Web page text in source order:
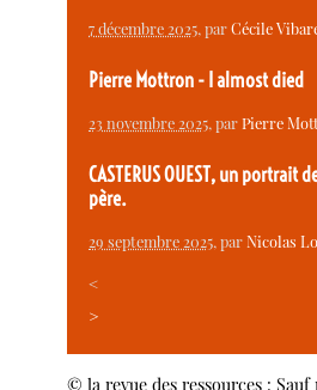
7 décembre 2025, parCécile
Pierre Mottron - I almost died
23 novembre 2025, parPierre
CASTERUS OUEST, un portrait
père.
29 septembre 2025, parNicolas
<
>
© la revue des ressources :